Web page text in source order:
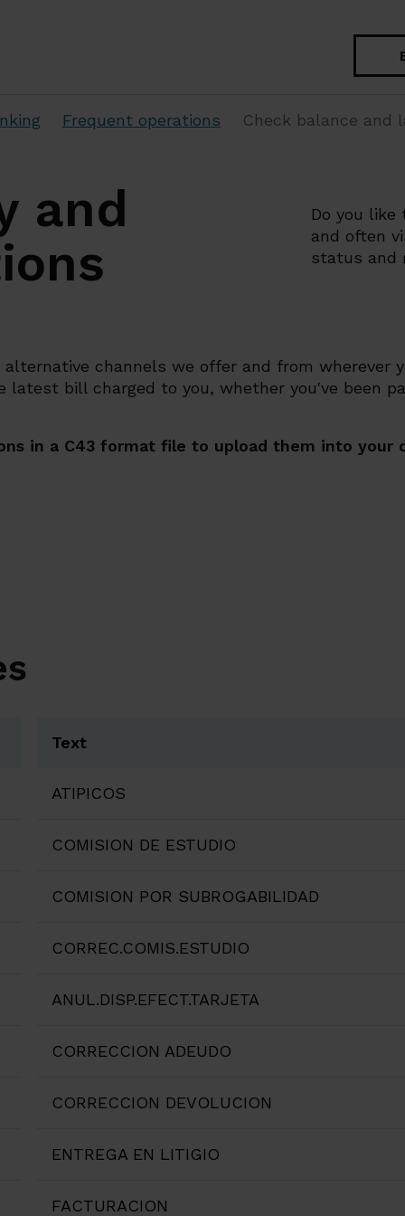
Frequent operations Check balance and
and
Do you
and often
status and
channels we offer and from wherever
bill charged to you, whether you've been
in a C43 format file to upload them into your
Text
ATIPICOS
COMISION DE ESTUDIO
COMISION POR SUBROGABILIDAD
CORREC.COMIS.ESTUDIO
ANUL.DISP.EFECT.TARJETA
CORRECCION ADEUDO
CORRECCION DEVOLUCION
ENTREGA EN LITIGIO
FACTURACION